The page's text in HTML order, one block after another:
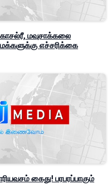
மவுசாக்கலை
எச்சரிக்கை
கைது! பரபரப்பாகும்